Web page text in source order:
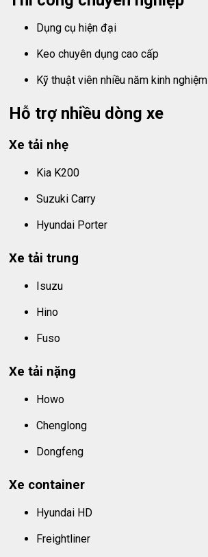
Dụng cụ hiện đại
Keo chuyên dụng cao cấp
Kỹ thuật viên nhiều năm kinh nghiệm
Hỗ trợ nhiều dòng xe
Xe tải nhẹ
Kia K200
Suzuki Carry
Hyundai Porter
Xe tải trung
Isuzu
Hino
Fuso
Xe tải nặng
Howo
Chenglong
Dongfeng
Xe container
Hyundai HD
Freightliner